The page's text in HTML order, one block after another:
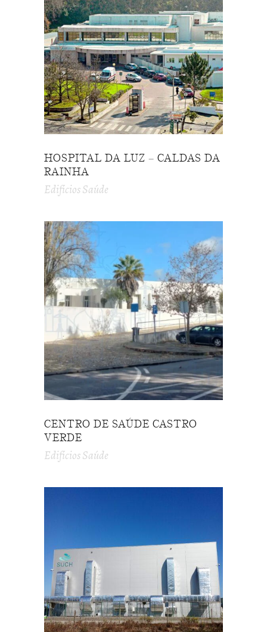
HOSPITAL DA LUZ – CALDAS DA
RAINHA
Edifícios Saúde
CENTRO DE SAÚDE CASTRO
VERDE
Edifícios Saúde